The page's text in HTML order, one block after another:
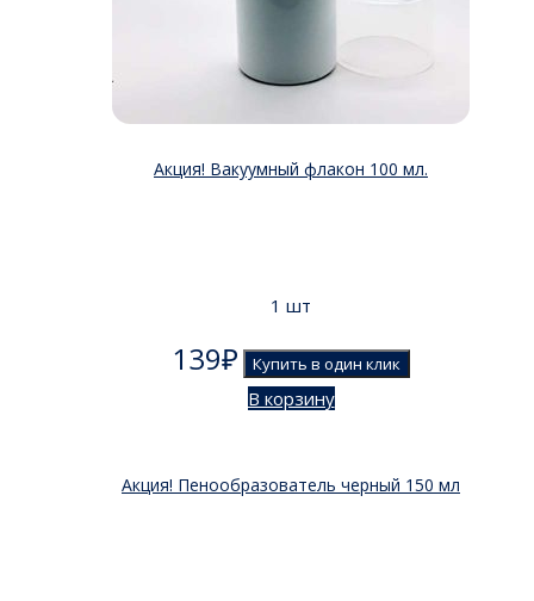
Акция! Вакуумный флакон 100 мл.
1 шт
139₽ Купить в один клик
В корзину
Акция! Пенообразователь черный 150 мл